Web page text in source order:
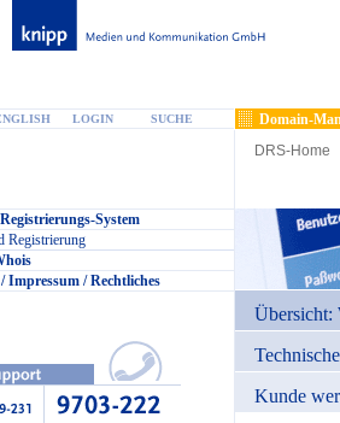
LOGIN SUCHE
Domain-
DRS-Home
System
Registrierung
Impressum / Rechtliches
Übersicht:
Kunde